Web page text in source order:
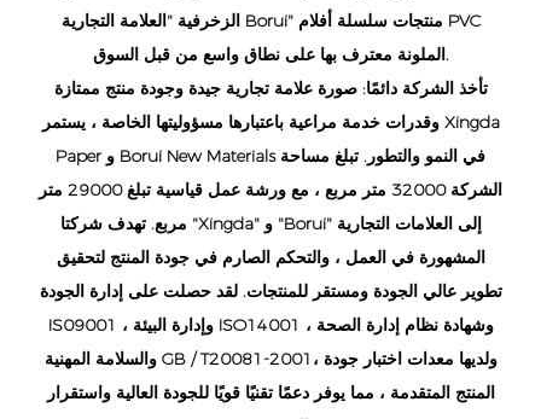
الزخرفية "العلامة التجارية Borui" منتجات سلسلة أفلام PVC
الملونة معترف بها على نطاق واسع من قبل السوق.
تأخذ الشركة دائمًا: صورة علامة تجارية جيدة وجودة منتج ممتازة
وقدرات خدمة مراعية باعتبارها مسؤوليتها الخاصة ، يستمر Xingda
Paper و Borui New Materials في النمو والتطور. تبلغ مساحة
الشركة 32000 متر مربع ، مع ورشة عمل قياسية تبلغ 29000 متر
مربع. تهدف شركتا "Xingda" و "Borui" إلى العلامات التجارية
المشهورة في العمل ، والتحكم الصارم في جودة المنتج لتحقيق
تطوير عالي الجودة ومستقر للمنتجات. لقد حصلت على إدارة الجودة
IS09001 ، وإدارة البيئة ISO14001 ، وشهادة نظام إدارة الصحة
والسلامة المهنية GB / T20081-2001، ولديها معدات اختبار جودة
المنتج المتقدمة ، مما يوفر دعمًا تقنيًا قويًا للجودة العالية واستقرار